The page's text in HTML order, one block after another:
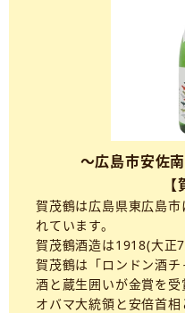
～広島市安佐
賀茂鶴は広島県東広島
れています。
賀茂鶴酒造は1918(大正
賀茂鶴は「ロンドン酒
酒と蔵生囲いが金賞を受
オバマ大統領と安倍首